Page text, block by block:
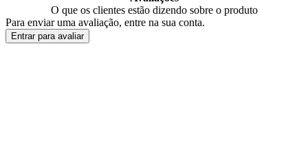
O que os clientes estão dizendo sobre o produto
Para enviar uma avaliação, entre na sua conta.
Entrar para avaliar